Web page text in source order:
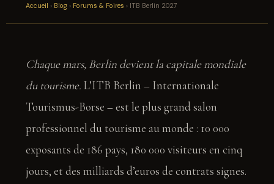
Accueil › Blog › Forums & Foires › ITB Berlin 2027
Chaque mars, Berlin devient la capitale mondiale
du tourisme. L’ITB Berlin – Internationale
Tourismus-Borse – est le plus grand salon
professionnel du tourisme au monde : 10 000
exposants de 186 pays, 180 000 visiteurs en cinq
jours, et des milliards d’euros de contrats signes.